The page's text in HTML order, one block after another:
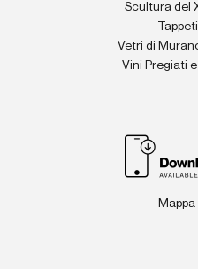
Scultura del
Vetri di
Vini Pregiati